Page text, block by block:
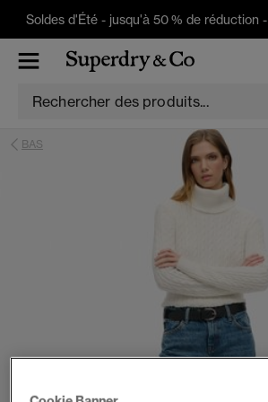
Soldes d'Été -jusqu'à 50 % de réduction -
BAS